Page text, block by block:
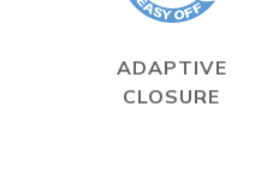
ADAPTIVE
CLOSURE